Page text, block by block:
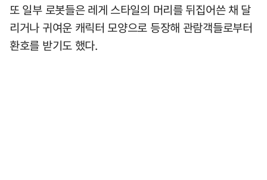
또 일부 로봇들은 레게 스타일의 머리를 뒤집어쓴 채 달
리거나 귀여운 캐릭터 모양으로 등장해 관람객들로부터
환호를 받기도 했다.